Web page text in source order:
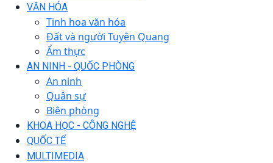
VĂN HÓA
Tinh hoa văn hóa
Đất và người Tuyên Quang
Ẩm thực
AN NINH - QUỐC PHÒNG
An ninh
Quân sự
Biên phòng
KHOA HỌC - CÔNG NGHỆ
QUỐC TẾ
MULTIMEDIA